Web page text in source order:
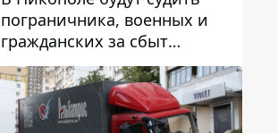
пограничника, военных и
гражданских за сбыт
психотропов